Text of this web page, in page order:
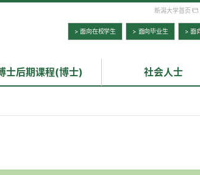
新潟大学首页
> 面向在校学生 > 面向毕业生 > 面
士后期课程(博士) 社会人士